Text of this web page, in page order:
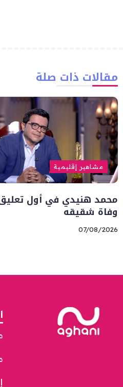
مقالات ذات صلة
مشاهير إقليمية
محمد هنيدي في أول
وفاة شقيقه
07/08/2026